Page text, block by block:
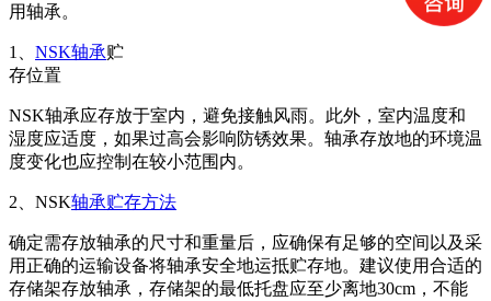
用轴承。
1、 NSK轴承贮
存位置
NSK轴承应存放于室内，避免接触风雨。此外，室内温度和
湿度应适度，如果过高会影响防锈效果。轴承存放地的环境温
度变化也应控制在较小范围内。
2、NSK轴承贮存方法
确定需存放轴承的尺寸和重量后，应确保有足够的空间以及采
用正确的运输设备将轴承安全地运抵贮存地。建议使用合适的
存储架存放轴承，存储架的最低托盘应至少离地30cm，不能